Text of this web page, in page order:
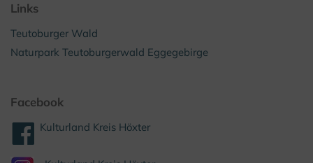
Links
Teutoburger Wald
Naturpark Teutoburgerwald Eggegebirge
Facebook
Kulturland Kreis Höxter